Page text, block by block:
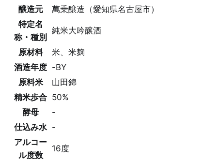
醸造元
萬乗醸造（愛知県名古屋市）
特定名
称・種別
純米大吟醸酒
原材料
米、米麹
酒造年度 -BY
原料米
山田錦
精米歩合 50%
酵母
-
仕込み水 -
アルコー
ル度数
16度